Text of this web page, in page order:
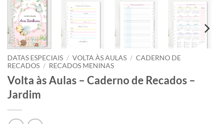
DATAS ESPECIAIS / VOLTA ÀS AULAS / CADERNO DE
RECADOS / RECADOS MENINAS
Volta às Aulas – Caderno de Recados –
Jardim